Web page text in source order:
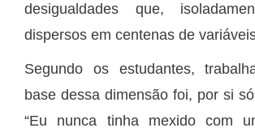
desigualdades que,
dispersos em centenas de
Segundo os estudantes,
base dessa dimensão foi, por si
“Eu nunca tinha mexido com